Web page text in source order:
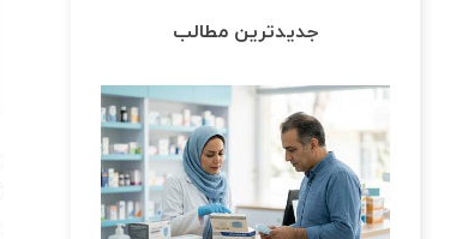
جدیدترین مطالب